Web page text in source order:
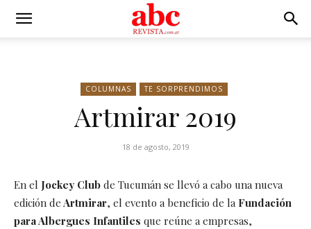
COLUMNAS TE SORPRENDIMOS
Artmirar 2019
18 de agosto, 2019
En el Jockey Club de Tucumán se llevó a cabo una nueva
edición de Artmirar, el evento a beneficio de la Fundación
para Albergues Infantiles que reúne a empresas,